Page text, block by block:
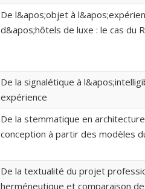
De l&apos;objet à
d&apos;hôtels de luxe : le cas du
De la signalétique à
expérience
De la stemmatique en
conception à partir des modèles
De la textualité du projet
herméneutique et comparaison